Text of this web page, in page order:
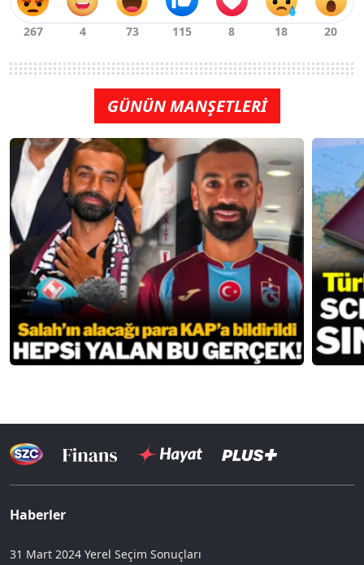
GÜNÜN MANŞETLERİ
Haberler
31 Mart 2024 Yerel Seçim Sonuçları